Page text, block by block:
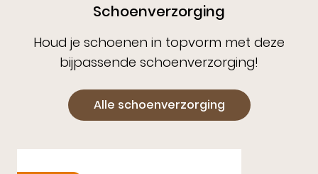
Schoenverzorging
Houd je schoenen in topvorm met deze
bijpassende schoenverzorging!
Alle schoenverzorging